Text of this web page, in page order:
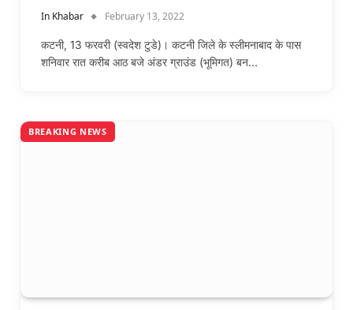
In Khabar February 13, 2022
कटनी, 13 फरवरी (स्वदेश टुडे)। कटनी जिले के स्लीमनाबाद के पास
शनिवार रात करीब आठ बजे अंडर ग्राउंड (भूमिगत) बन…
BREAKING NEWS